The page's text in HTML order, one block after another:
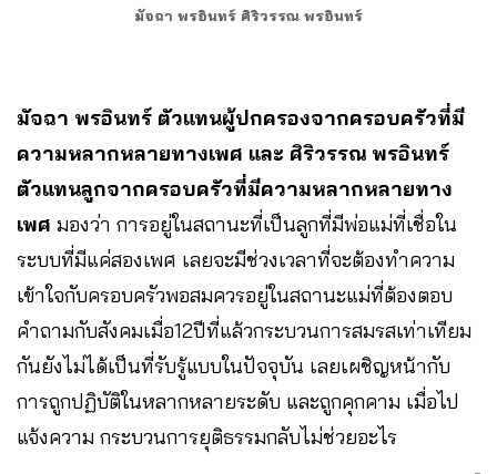
มัจฉา พรอินทร์ ศิริวรรณ พรอินทร์
มัจฉา พรอินทร์ ตัวแทนผู้ปกครองจากครอบครัวที่มี
ความหลากหลายทางเพศ และ ศิริวรรณ พรอินทร์
ตัวแทนลูกจากครอบครัวที่มีความหลากหลายทาง
เพศ มองว่า การอยู่ในสถานะที่เป็นลูกที่มีพ่อแม่ที่เชื่อใน
ระบบที่มีแค่สองเพศ เลยจะมีช่วงเวลาที่จะต้องทำความ
เข้าใจกับครอบครัวพอสมควรอยู่ในสถานะแม่ที่ต้องตอบ
คำถามกับสังคมเมื่อ12ปีที่แล้วกระบวนการสมรสเท่าเทียม
กันยังไม่ได้เป็นที่รับรู้แบบในปัจจุบัน เลยเผชิญหน้ากับ
การถูกปฏิบัติในหลากหลายระดับ และถูกคุกคาม เมื่อไป
แจ้งความ กระบวนการยุติธรรมกลับไม่ช่วยอะไร